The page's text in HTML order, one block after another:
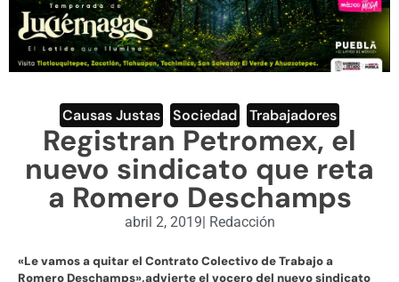
OPINIÓN
DEPORTES
ENGLISH SECTION
VIDEOS
Causas Justas Sociedad Trabajadores
Registran Petromex, el
nuevo sindicato que reta
a Romero Deschamps
abril 2, 2019| Redacción
«Le vamos a quitar el Contrato Colectivo de Trabajo a
Romero Deschamps»,advierte el vocero del nuevo sindicato